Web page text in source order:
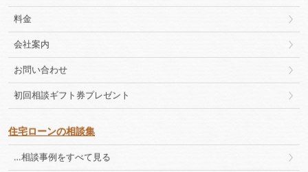
料金
会社案内
お問い合わせ
初回相談ギフト券プレゼント
住宅ローンの相談集
…相談事例をすべて見る